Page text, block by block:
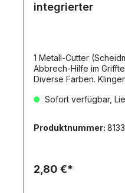
integrierter
1 Metall-Cutter
Abbrech-Hilfe im
Diverse Farben.
Maße ca.
Sofort verfügbar,
Produktnummer: 8133
2,80 €*